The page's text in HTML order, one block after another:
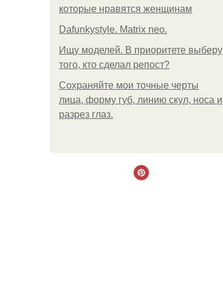
которые нравятся женщинам
Dafunkystyle. Matrix neo.
Ищу моделей. В приоритете выберу
того, кто сделал репост?
Сохраняйте мои точные черты
лица, форму губ, линию скул, носа и
разрез глаз.